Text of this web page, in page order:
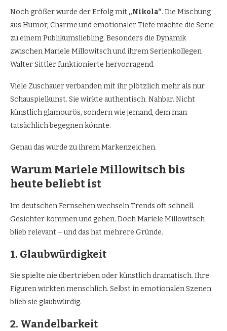
Noch größer wurde der Erfolg mit „Nikola“. Die Mischung
aus Humor, Charme und emotionaler Tiefe machte die Serie
zu einem Publikumsliebling. Besonders die Dynamik
zwischen Mariele Millowitsch und ihrem Serienkollegen
Walter Sittler funktionierte hervorragend.
Viele Zuschauer verbanden mit ihr plötzlich mehr als nur
Schauspielkunst. Sie wirkte authentisch. Nahbar. Nicht
künstlich glamourös, sondern wie jemand, dem man
tatsächlich begegnen könnte.
Genau das wurde zu ihrem Markenzeichen.
Warum Mariele Millowitsch bis
heute beliebt ist
Im deutschen Fernsehen wechseln Trends oft schnell.
Gesichter kommen und gehen. Doch Mariele Millowitsch
blieb relevant – und das hat mehrere Gründe.
1. Glaubwürdigkeit
Sie spielte nie übertrieben oder künstlich dramatisch. Ihre
Figuren wirkten menschlich. Selbst in emotionalen Szenen
blieb sie glaubwürdig.
2. Wandelbarkeit